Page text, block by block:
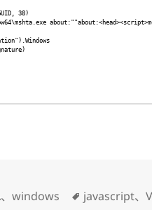
38)
、windows
标
javascript、